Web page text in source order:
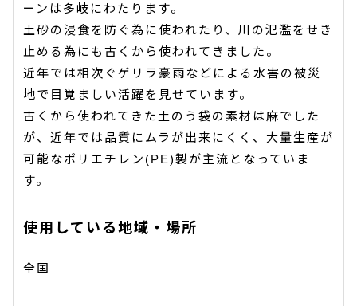
ーンは多岐にわたります。
土砂の浸食を防ぐ為に使われたり、川の氾濫をせき
止める為にも古くから使われてきました。
近年では相次ぐゲリラ豪雨などによる水害の被災
地で目覚ましい活躍を見せています。
古くから使われてきた土のう袋の素材は麻でした
が、近年では品質にムラが出来にくく、大量生産が
可能なポリエチレン(PE)製が主流となっていま
す。
使用している地域・場所
全国